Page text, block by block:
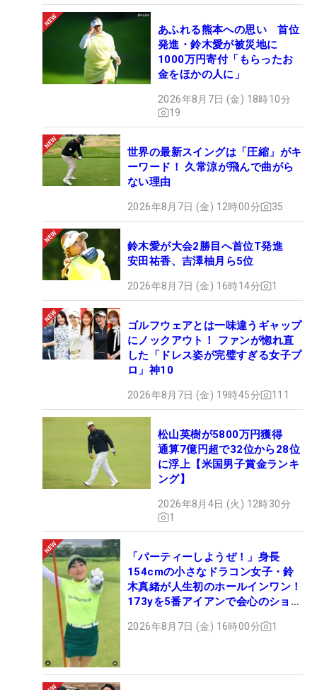
あふれる熊本への思い 首位
発進・鈴木愛が被災地に
1000万円寄付「もらったお
金をほかの人に」
2026年8月7日 (金) 18時10分
19
世界の最新スイングは「圧縮」がキ
ーワード！ 久常涼が飛んで曲がら
ない理由
2026年8月7日 (金) 12時00分 35
鈴木愛が大会2勝目へ首位T発進
安田祐香、吉澤柚月ら5位
2026年8月7日 (金) 16時14分 1
ゴルフウェアとは一味違うギャップ
にノックアウト！ ファンが惚れ直
した「ドレス姿が完璧すぎる女子プ
ロ」神10
2026年8月7日 (金) 19時45分 111
松山英樹が5800万円獲得
通算7億円超で32位から28位
に浮上【米国男子賞金ランキ
ング】
2026年8月4日 (火) 12時30分
1
「パーティーしようぜ！」身長
154cmの小さなドラコン女子・鈴
木真緒が人生初のホールインワン！
173yを5番アイアンで会心のショッ
2026年8月7日 (金) 16時00分 1